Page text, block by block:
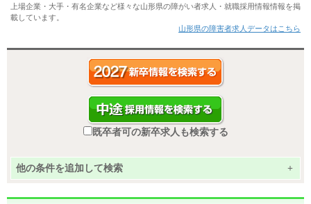
上場企業・大手・有名企業など様々な山形県の障がい者求人・就職採用情報情報を掲
載しています。
山形県の障害者求人データはこちら
既卒者可の新卒求人も検索する
他の条件を追加して検索 +